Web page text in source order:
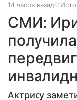
14 часов назад
СМИ:
Актрису